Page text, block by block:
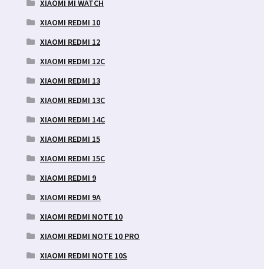
XIAOMI MI WATCH
XIAOMI REDMI 10
XIAOMI REDMI 12
XIAOMI REDMI 12C
XIAOMI REDMI 13
XIAOMI REDMI 13C
XIAOMI REDMI 14C
XIAOMI REDMI 15
XIAOMI REDMI 15C
XIAOMI REDMI 9
XIAOMI REDMI 9A
XIAOMI REDMI NOTE 10
XIAOMI REDMI NOTE 10 PRO
XIAOMI REDMI NOTE 10S